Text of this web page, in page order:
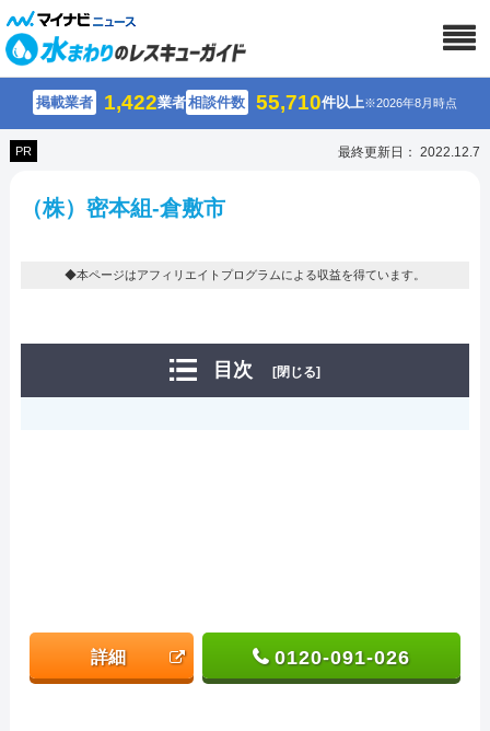
掲載業者 1,422業者相談件数 55,710件以上※2026年8月時点
PR 最終更新日： 2022.12.7
（株）密本組-倉敷市
◆本ページはアフィリエイトプログラムによる収益を得ています。
目次 [閉じる]
詳細 0120-091-026